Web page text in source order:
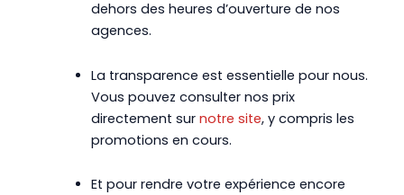
dehors des heures d’ouverture de nos
agences.
La transparence est essentielle pour nous.
Vous pouvez consulter nos prix
directement sur notre site, y compris les
promotions en cours.
Et pour rendre votre expérience encore